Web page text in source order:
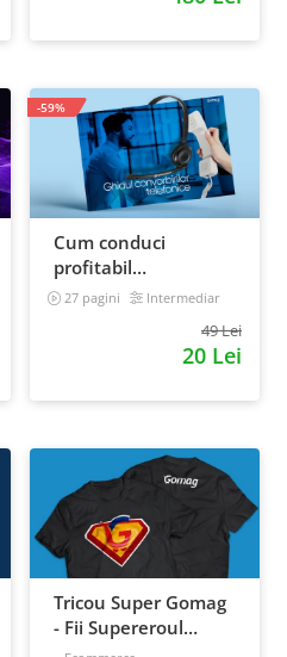
Cum conduci
profitabil
convorbirile
27 pagini Intermediar
49 Lei
20 Lei
-59%
Tricou Super Gomag
- Fii Supereroul
Clientilor Tai